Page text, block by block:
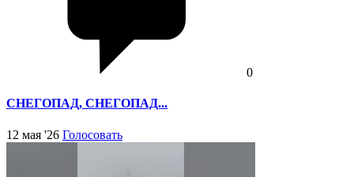
0
СНЕГОПАД, СНЕГОПАД...
12 мая '26 Голосовать